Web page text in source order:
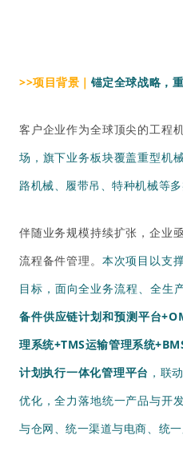
>>项目背景｜ 锚定全球战略，
客户企业作为全球顶尖的工程
场，旗下业务板块覆盖重型机
路机械、履带吊、特种机械等多
伴随业务规模持续扩张，企业
流程备件管理。 本次项目以支
目标，面向全业务流程、 全生
备件供应链计划和预测平台
理系统+TMS运输管理系统
计划执行一体化管理平台 ，联
优化，全力落地统一产品与开
与仓网、统一渠道与电商、统